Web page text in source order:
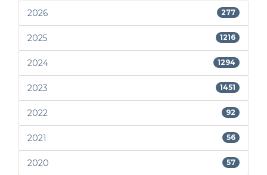
2026 277
2025 1216
2024 1294
2023 1451
2022 92
2021 56
2020 57